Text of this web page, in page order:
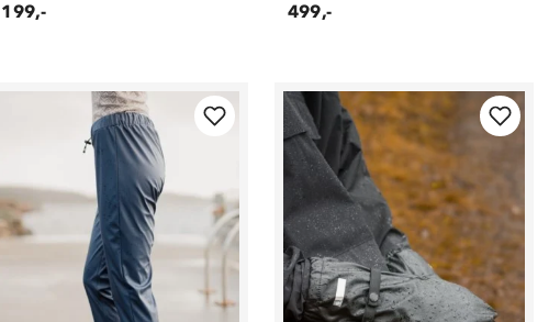
199,-
499,-